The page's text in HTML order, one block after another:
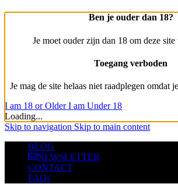
Ben je ouder dan 18?
Je moet ouder zijn dan 18 om deze site
Toegang verboden
Je mag de site helaas niet raadplegen omdat
I am 18 or OlderI am Under 18
Loading...
Skip to navigation Skip to main content
BLOG
NEWSLETTER
CONTACT
FAQs